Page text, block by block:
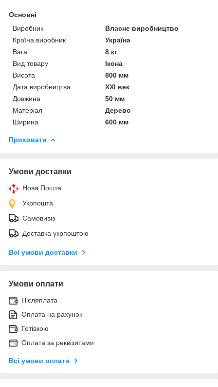
Основні
Виробник
Власне виробництво
Країна виробник
Україна
Вага
8 кг
Вид товару
Ікона
Висота
800 мм
Дата виробництва
XXI век
Довжина
50 мм
Матеріал
Дерево
Ширина
600 мм
Приховати
Умови доставки
Нова Пошта
Укрпошта
Самовивіз
Доставка укрпоштою
Всі умови доставки
Умови оплати
Післяплата
Оплата на рахунок
Готівкою
Оплата за реквізитами
Всі умови оплати